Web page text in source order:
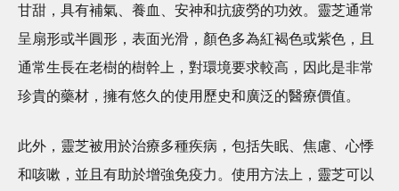
甘甜，具有補氣、養血、安神和抗疲勞的功效。靈芝通常
呈扇形或半圓形，表面光滑，顏色多為紅褐色或紫色，且
通常生長在老樹的樹幹上，對環境要求較高，因此是非常
珍貴的藥材，擁有悠久的使用歷史和廣泛的醫療價值。
此外，靈芝被用於治療多種疾病，包括失眠、焦慮、心悸
和咳嗽，並且有助於增強免疫力。使用方法上，靈芝可以